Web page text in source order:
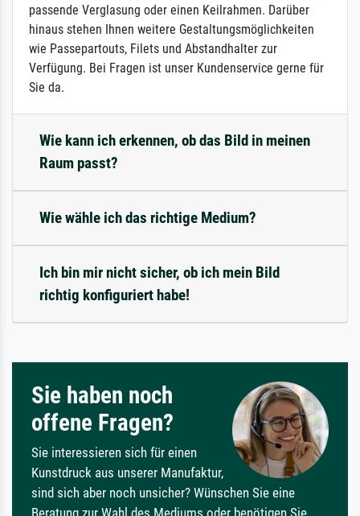
passende Verglasung oder einen Keilrahmen. Darüber
hinaus stehen Ihnen weitere Gestaltungsmöglichkeiten
wie Passepartouts, Filets und Abstandhalter zur
Verfügung. Bei Fragen ist unser Kundenservice gerne für
Sie da.
Wie kann ich erkennen, ob das Bild in meinen
Raum passt?
Wie wähle ich das richtige Medium?
Ich bin mir nicht sicher, ob ich mein Bild
richtig konfiguriert habe!
Sie haben noch
offene Fragen?
Sie interessieren sich für einen
Kunstdruck aus unserer Manufaktur,
sind sich aber noch unsicher? Wünschen Sie eine
Beratung zur Wahl des Mediums oder benötigen Sie